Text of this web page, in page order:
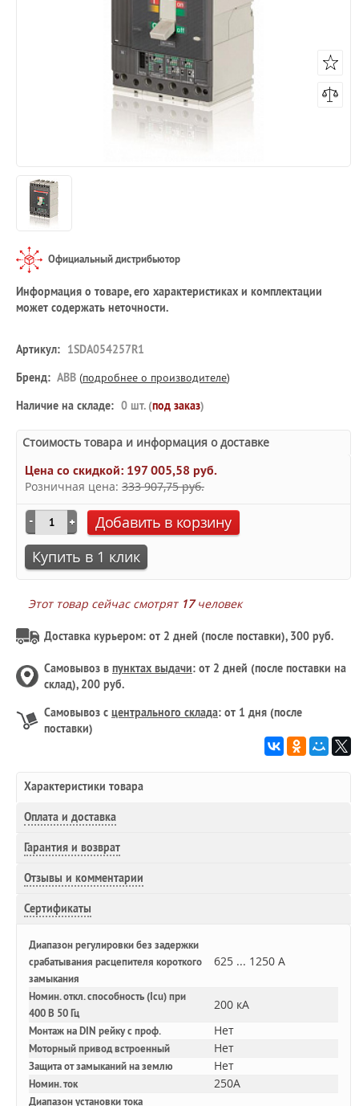
Официальный дистрибьютор
Информация о товаре, его характеристиках и комплектации
может содержать неточности.
Артикул: 1SDA054257R1
Бренд: ABB (подробнее о производителе)
Наличие на складе: 0 шт. (под заказ)
Стоимость товара и информация о доставке
Цена со скидкой: 197 005,58 руб.
Розничная цена: 333 907,75 руб.
Добавить в корзину
Купить в 1 клик
Этот товар сейчас смотрят 17человек
Доставка курьером: от 2 дней (после поставки), 300 руб.
Самовывоз в пунктах выдачи: от 2 дней (после поставки на
склад), 200 руб.
Самовывоз с центрального склада: от 1 дня (после
поставки)
Характеристики товара
Оплата и доставка
Гарантия и возврат
Отзывы и комментарии
Сертификаты
Диапазон регулировки без задержки
срабатывания расцепителя короткого
замыкания
625 ... 1250 А
Номин. откл. способность (Icu) при
400 В 50 Гц
200 кА
Монтаж на DIN рейку с проф. Нет
Моторный привод встроенный Нет
Защита от замыканий на землю Нет
Номин. ток 250A
Диапазон установки тока